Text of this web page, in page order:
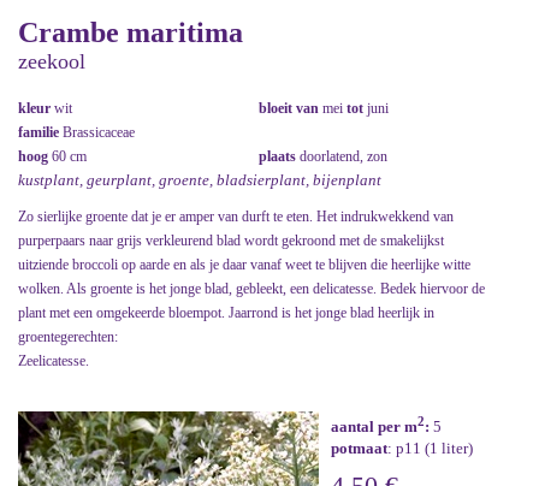
Crambe maritima
zeekool
kleur wit bloeit van mei tot juni
familie Brassicaceae
hoog 60 cm plaats doorlatend, zon
kustplant, geurplant, groente, bladsierplant, bijenplant
Zo sierlijke groente dat je er amper van durft te eten. Het indrukwekkend van
purperpaars naar grijs verkleurend blad wordt gekroond met de smakelijkst
uitziende broccoli op aarde en als je daar vanaf weet te blijven die heerlijke witte
wolken. Als groente is het jonge blad, gebleekt, een delicatesse. Bedek hiervoor de
plant met een omgekeerde bloempot. Jaarrond is het jonge blad heerlijk in
groentegerechten:
Zeelicatesse.
aantal per m2: 5
potmaat: p11 (1 liter)